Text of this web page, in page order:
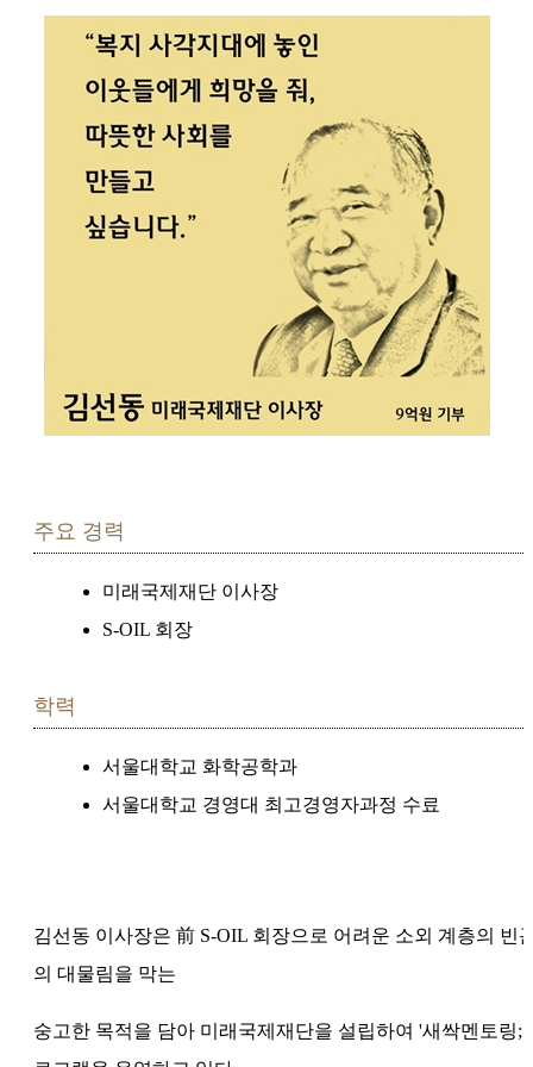
주요 경력
미래국제재단 이사장
S-OIL 회장
학력
서울대학교 화학공학과
서울대학교 경영대 최고경영자과정 수료
김선동 이사장은 前 S-OIL 회장으로 어려운 소외 계층의 빈
의 대물림을 막는
숭고한 목적을 담아 미래국제재단을 설립하여 '새싹멘토링;